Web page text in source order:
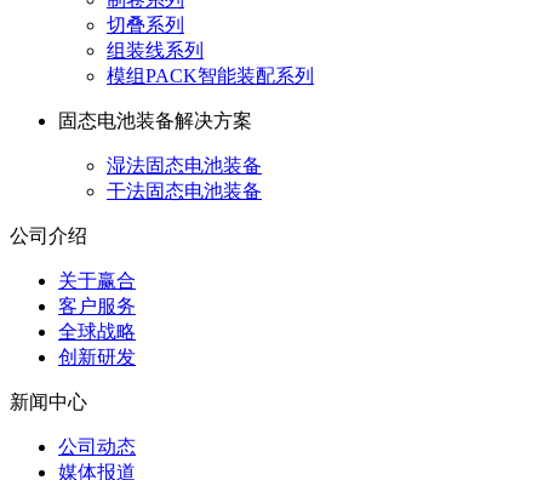
切叠系列
组装线系列
模组PACK智能装配系列
固态电池装备解决方案
湿法固态电池装备
干法固态电池装备
公司介绍
关于赢合
客户服务
全球战略
创新研发
新闻中心
公司动态
媒体报道